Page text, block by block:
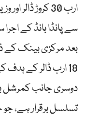
ارب 30 کروڑ
بعد مرکزی بینک کے
18 ارب ڈالر کے
دوسری جانب کمرشل